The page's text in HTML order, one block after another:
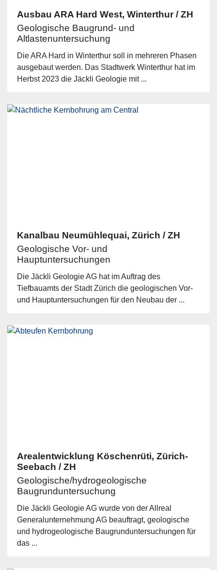
Ausbau ARA Hard West, Winterthur / ZH
Geologische Baugrund- und
Altlastenuntersuchung
Die ARA Hard in Winterthur soll in mehreren Phasen
ausgebaut werden. Das Stadtwerk Winterthur hat im
Herbst 2023 die Jäckli Geologie mit ...
Kanalbau Neumühlequai, Zürich / ZH
Geologische Vor- und
Hauptuntersuchungen
Die Jäckli Geologie AG hat im Auftrag des
Tiefbauamts der Stadt Zürich die geologischen Vor-
und Hauptuntersuchungen für den Neubau der ...
Arealentwicklung Köschenrüti, Zürich-
Seebach / ZH
Geologische/hydrogeologische
Baugrunduntersuchung
Die Jäckli Geologie AG wurde von der Allreal
Generalunternehmung AG beauftragt, geologische
und hydrogeologische Baugrunduntersuchungen für
das ...